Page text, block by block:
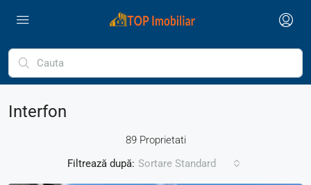
Interfon
89 Proprietati
Filtrează după: Sortare Standard